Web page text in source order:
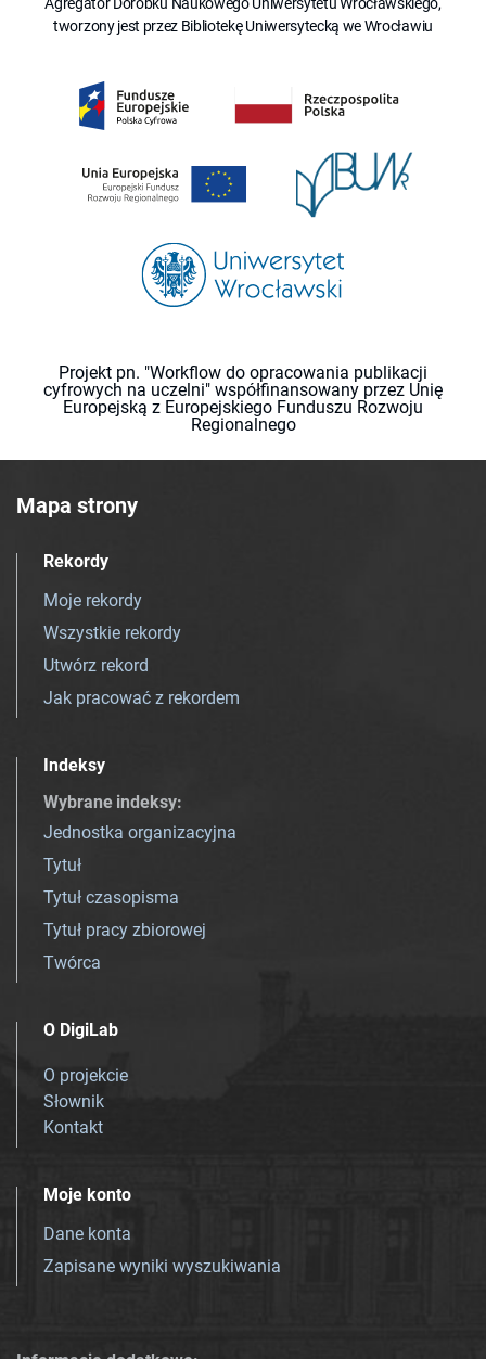
tworzony jest przez Bibliotekę Uniwersytecką we Wrocławiu
Projekt pn. "Workflow do opracowania publikacji
cyfrowych na uczelni" współfinansowany przez Unię
Europejską z Europejskiego Funduszu Rozwoju
Regionalnego
Mapa strony
Rekordy
Moje rekordy
Wszystkie rekordy
Utwórz rekord
Jak pracować z rekordem
Indeksy
Wybrane indeksy:
Jednostka organizacyjna
Tytuł
Tytuł czasopisma
Tytuł pracy zbiorowej
Twórca
O DigiLab
O projekcie
Słownik
Kontakt
Moje konto
Dane konta
Zapisane wyniki wyszukiwania